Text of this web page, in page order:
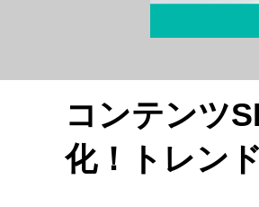
コンテンツ
化！トレン